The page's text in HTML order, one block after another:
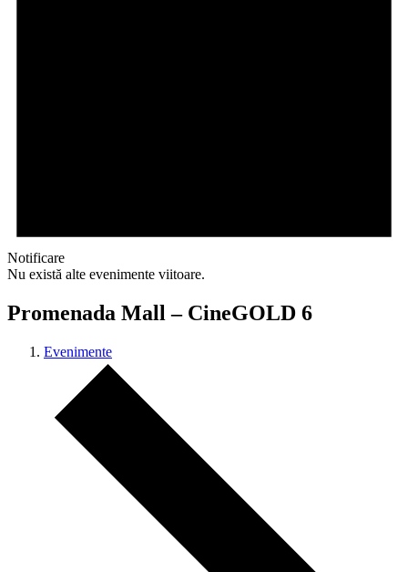
Notificare
Nu există alte evenimente viitoare.
Promenada Mall – CineGOLD 6
Evenimente